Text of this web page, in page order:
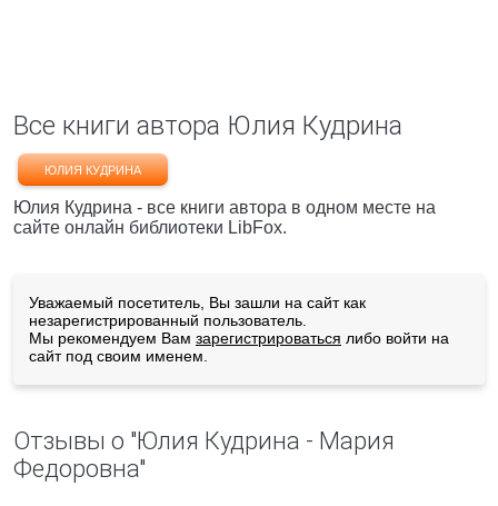
Все книги автора Юлия Кудрина
ЮЛИЯ КУДРИНА
Юлия Кудрина - все книги автора в одном месте на
сайте онлайн библиотеки LibFox.
Уважаемый посетитель, Вы зашли на сайт как
незарегистрированный пользователь.
Мы рекомендуем Вам зарегистрироваться либо войти на
сайт под своим именем.
Отзывы о "Юлия Кудрина - Мария
Федоровна"